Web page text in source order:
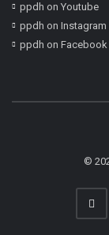
ppdh on Youtube
ppdh on Instagram
ppdh on Facebook
©